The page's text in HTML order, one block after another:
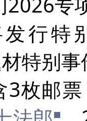
行特
特别事
3枚邮